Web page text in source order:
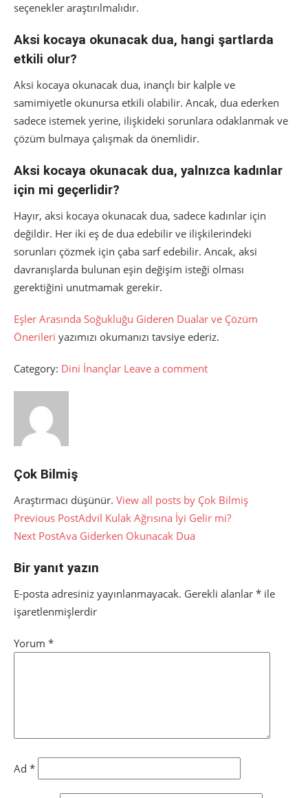
seçenekler araştırılmalıdır.
Aksi kocaya okunacak dua, hangi şartlarda
etkili olur?
Aksi kocaya okunacak dua, inançlı bir kalple ve
samimiyetle okunursa etkili olabilir. Ancak, dua ederken
sadece istemek yerine, ilişkideki sorunlara odaklanmak ve
çözüm bulmaya çalışmak da önemlidir.
Aksi kocaya okunacak dua, yalnızca kadınlar
için mi geçerlidir?
Hayır, aksi kocaya okunacak dua, sadece kadınlar için
değildir. Her iki eş de dua edebilir ve ilişkilerindeki
sorunları çözmek için çaba sarf edebilir. Ancak, aksi
davranışlarda bulunan eşin değişim isteği olması
gerektiğini unutmamak gerekir.
Eşler Arasında Soğukluğu Gideren Dualar ve Çözüm
Önerileri yazımızı okumanızı tavsiye ederiz.
Category: Dini İnançlar Leave a comment
Çok Bilmiş
Araştırmacı düşünür. View all posts by Çok Bilmiş
Yazı
Previous PostAdvil Kulak Ağrısına İyi Gelir mi?
Next PostAva Giderken Okunacak Dua
Bir yanıt yazın
E-posta adresiniz yayınlanmayacak. Gerekli alanlar * ile
işaretlenmişlerdir
Yorum *
Ad *